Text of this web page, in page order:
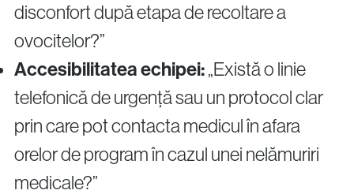
disconfort după etapa de recoltare a
ovocitelor?”
Accesibilitatea echipei:„Există o linie
telefonică de urgență sau un protocol clar
prin care pot contacta medicul în afara
orelor de program în cazul unei nelămuriri
medicale?”